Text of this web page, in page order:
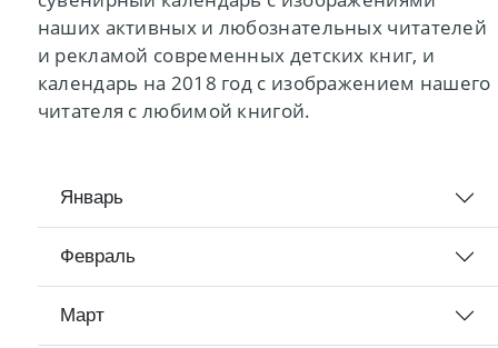
наших активных и любознательных читателей
и рекламой современных детских книг, и
календарь на 2018 год с изображением нашего
читателя с любимой книгой.
Январь
Февраль
Март